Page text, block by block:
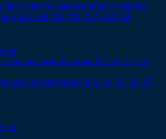
углового наконечника усеченная
RA 669,700,701,702,703,704
наконечника RA 34, 35, 36, 37,